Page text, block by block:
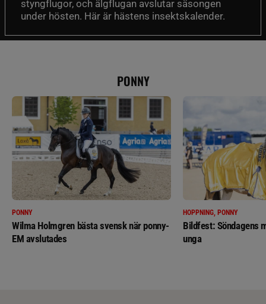
styngflugor, och älgflugan avslutar säsongen
under hösten. Här är hästens insektskalender.
PONNY
PONNY
Wilma Holmgren bästa svensk när ponny-
EM avslutades
HOPPNING, PONNY
Bildfest: Söndagens
unga